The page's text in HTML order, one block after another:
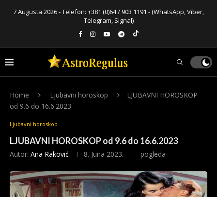
7 Augusta 2026 - Telefon: +381 (0)64 / 903 1191 - (WhatsApp, Viber,
Telegram, Signal)
Home Ljubavni horoskop
LJUBAVNI HOROSKOP
od 9.6 do 16.6.2023
Ljubavni horoskop
LJUBAVNI HOROSKOP od 9.6 do 16.6.2023
Autor: Ana Raković 8. Juna 2023. pogleda